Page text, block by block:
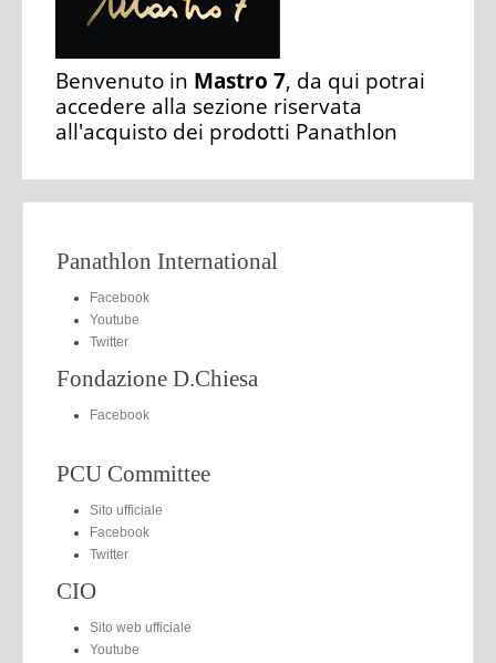
Benvenuto in Mastro 7, da qui potrai
accedere alla sezione riservata
all'acquisto dei prodotti Panathlon
Panathlon International
Facebook
Youtube
Twitter
Fondazione D.Chiesa
Facebook
PCU Committee
Sito ufficiale
Facebook
Twitter
CIO
Sito web ufficiale
Youtube